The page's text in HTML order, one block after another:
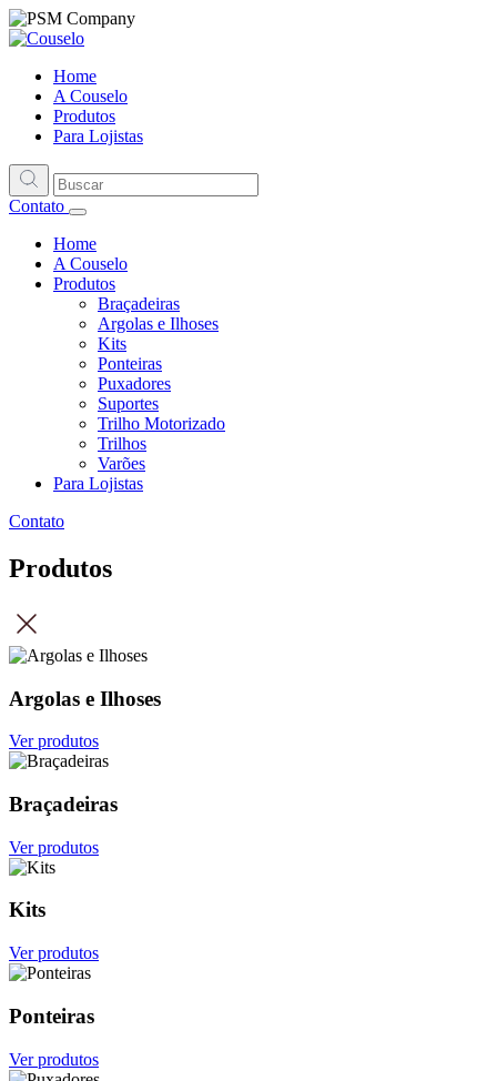
Home
A Couselo
Produtos
Para Lojistas
Contato
Home
A Couselo
Produtos
Braçadeiras
Argolas e Ilhoses
Kits
Ponteiras
Puxadores
Suportes
Trilho Motorizado
Trilhos
Varões
Para Lojistas
Contato
Produtos
Argolas e Ilhoses
Ver produtos
Braçadeiras
Ver produtos
Kits
Ver produtos
Ponteiras
Ver produtos